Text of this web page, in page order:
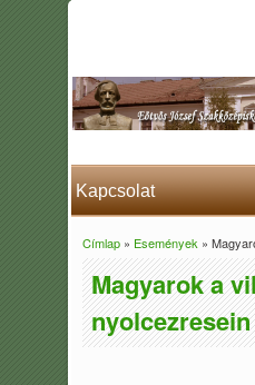
Jelenlegi hely
Címlap» Események »
Magyarok a
nyolcezresein